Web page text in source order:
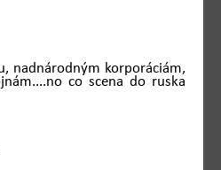
nadnárodným korporáciám,
co scena do ruska